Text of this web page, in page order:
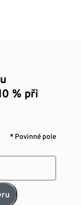
% při
* Povinné pole